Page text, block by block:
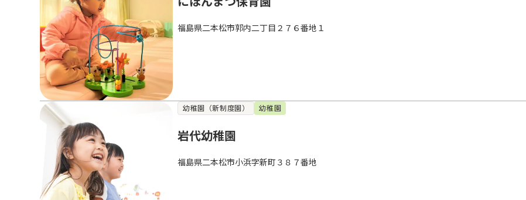
福島県二本松市郭内二丁目２７６番地１
幼稚園（新制度園） 幼稚園
岩代幼稚園
福島県二本松市小浜字新町３８７番地